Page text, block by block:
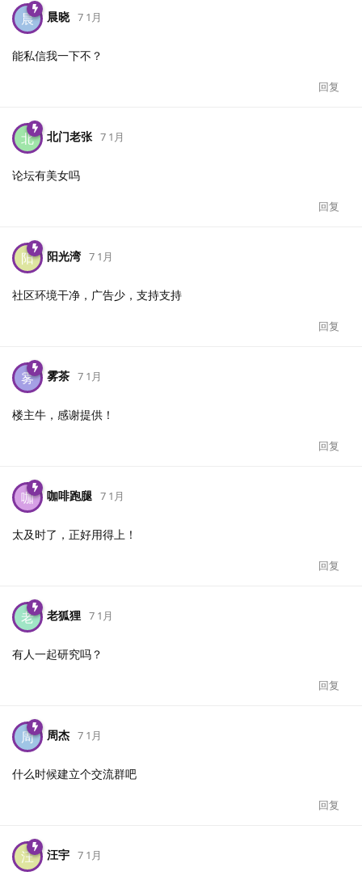
晨 晨晓 7 1月
能私信我一下不？
回复
北 北门老张 7 1月
论坛有美女吗
回复
阳 阳光湾 7 1月
社区环境干净，广告少，支持支持
回复
雾 雾茶 7 1月
楼主牛，感谢提供！
回复
咖 咖啡跑腿 7 1月
太及时了，正好用得上！
回复
老 老狐狸 7 1月
有人一起研究吗？
回复
周 周杰 7 1月
什么时候建立个交流群吧
回复
汪 汪宇 7 1月